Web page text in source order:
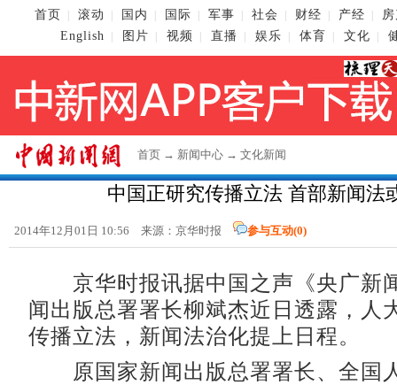
首页 滚动 国内 国际 军事 社会 财经 产经
English
图片 视频 直播 娱乐 体育 文化
首页 → 新闻中心 → 文化新闻
中国正研究传播立法 首部新闻法
2014年12月01日 10:56 来源：京华时报 参与互动(0)
京华时报讯据中国之声《央广新
闻出版总署署长柳斌杰近日透露，人
传播立法，新闻法治化提上日程。
原国家新闻出版总署署长、全国